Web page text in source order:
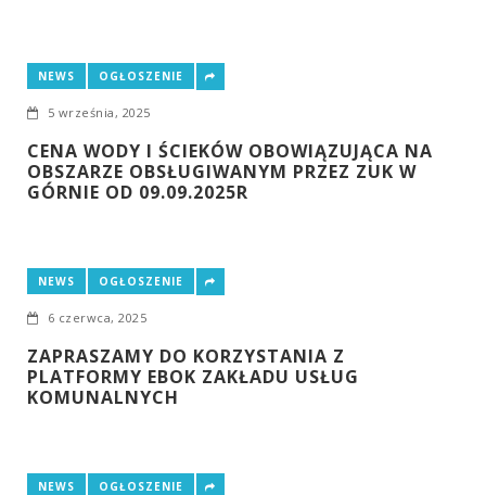
NEWS OGŁOSZENIE
5 września, 2025
CENA WODY I ŚCIEKÓW OBOWIĄZUJĄCA NA
OBSZARZE OBSŁUGIWANYM PRZEZ ZUK W
GÓRNIE OD 09.09.2025R
NEWS OGŁOSZENIE
6 czerwca, 2025
ZAPRASZAMY DO KORZYSTANIA Z
PLATFORMY EBOK ZAKŁADU USŁUG
KOMUNALNYCH
NEWS OGŁOSZENIE